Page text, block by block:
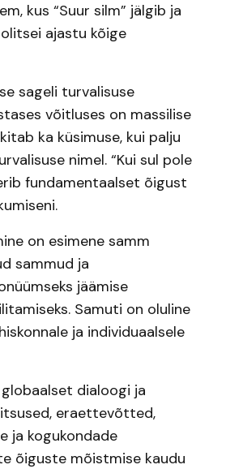
kus “Suur silm” jälgib ja
ajastu kõige
sageli turvalisuse
võitluses on massilise
ka küsimuse, kui palju
nimel. “Kui sul pole
fundamentaalset õigust
on esimene samm
sammud ja
jäämise
Samuti on oluline
ja individuaalsele
dialoogi ja
eraettevõtted,
ja kogukondade
õiguste mõistmise kaudu